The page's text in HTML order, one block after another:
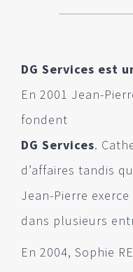
DG Services est
En 2001 Jean-
fondent
DG Services.
d’affaires tandis
Jean-Pierre
dans plusieurs
En 2004, Sophie